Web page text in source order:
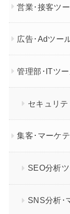
営業･接客ツ
広告･Adツー
管理部･ITツ
セキュリ
集客･マーケ
SEO分析
SNS分析･